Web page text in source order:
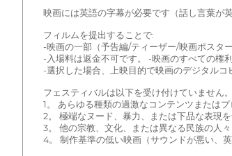
映画には英語の字幕が必要です（話し言葉が
フィルムを提出することで:
-映画の一部（予告編/ティーザー/映画ポスタ
-入場料は返金不可です。 -映画のすべての権
-選択した場合、上映目的で映画のデジタルコ
フェスティバルは以下を受け付けていません。
1。 あらゆる種類の過激なコンテンツまたはプ
2。 極端なヌード、暴力、または下品な表現を
3。 他の宗教、文化、または異なる民族の人々
4。 制作基準の低い映画（サウンドが悪い、